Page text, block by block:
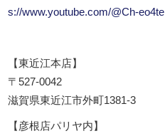
s://www.youtube.com/@Ch-eo4te
【東近江本店】
〒527-0042
滋賀県東近江市外町1381-3
【彦根店パリヤ内】